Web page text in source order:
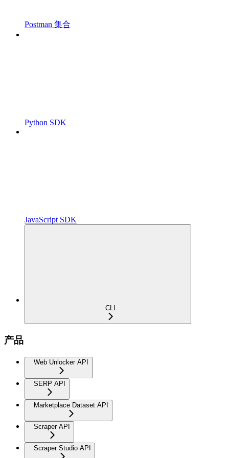
Postman 集合
Python SDK
JavaScript SDK
CLI
产品
Web Unlocker API
SERP API
Marketplace Dataset API
Scraper API
Scraper Studio API